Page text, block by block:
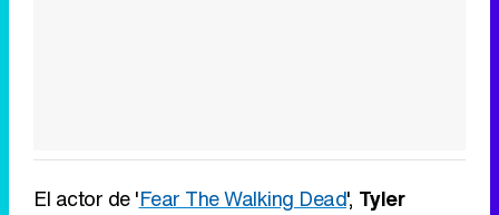
El actor de 'Fear The Walking Dead', Tyler